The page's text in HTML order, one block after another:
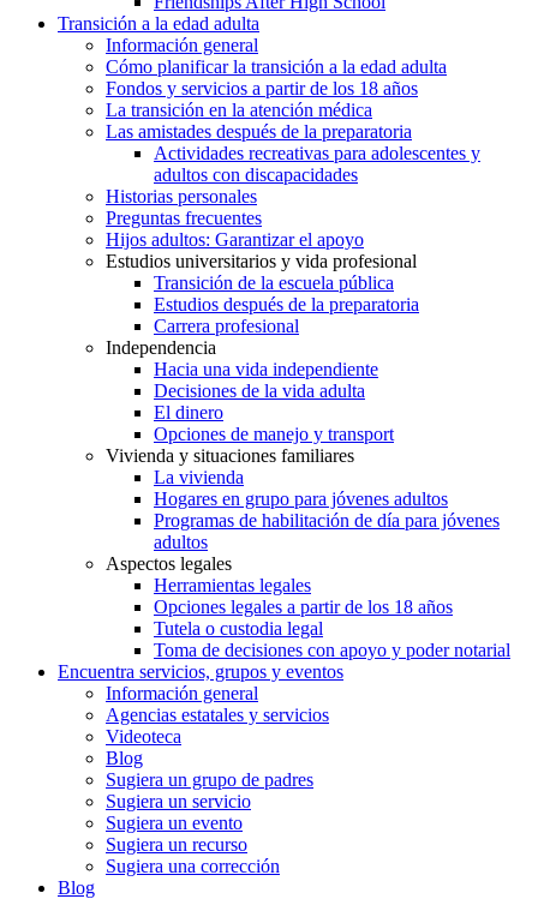
Transición a la edad adulta
Información general
Cómo planificar la transición a la edad adulta
Fondos y servicios a partir de los 18 años
La transición en la atención médica
Las amistades después de la preparatoria
Actividades recreativas para adolescentes y
adultos con discapacidades
Historias personales
Preguntas frecuentes
Hijos adultos: Garantizar el apoyo
Estudios universitarios y vida profesional
Transición de la escuela pública
Estudios después de la preparatoria
Carrera profesional
Independencia
Hacia una vida independiente
Decisiones de la vida adulta
El dinero
Opciones de manejo y transport
Vivienda y situaciones familiares
La vivienda
Hogares en grupo para jóvenes adultos
Programas de habilitación de día para jóvenes
adultos
Aspectos legales
Herramientas legales
Opciones legales a partir de los 18 años
Tutela o custodia legal
Toma de decisiones con apoyo y poder notarial
Encuentra servicios, grupos y eventos
Información general
Agencias estatales y servicios
Videoteca
Blog
Sugiera un grupo de padres
Sugiera un servicio
Sugiera un evento
Sugiera un recurso
Sugiera una corrección
Blog